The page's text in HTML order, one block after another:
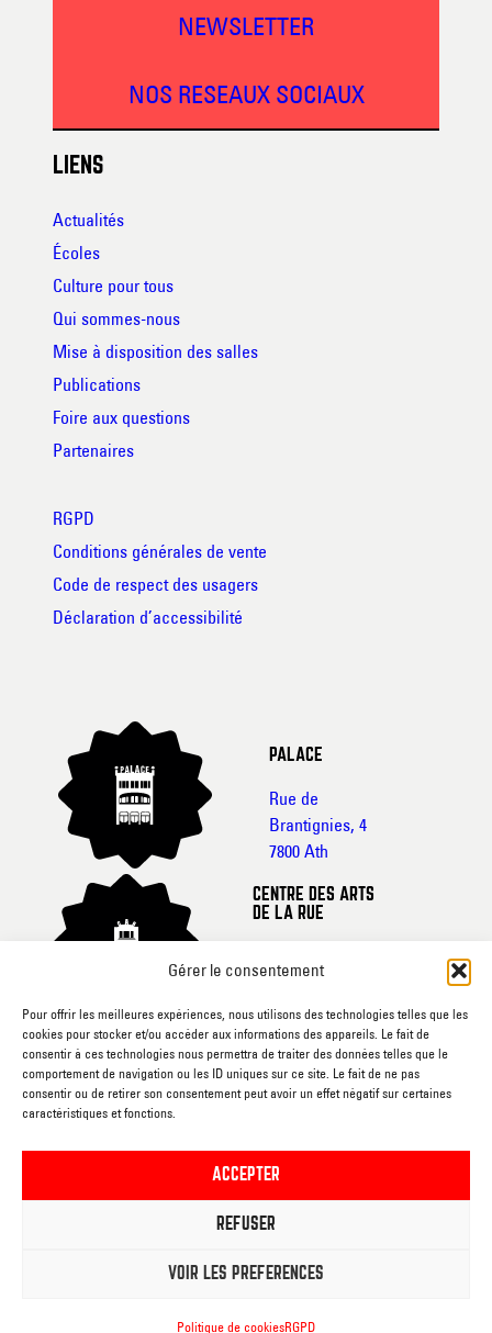
Gérer le consentement
Pour offrir les meilleures expériences, nous utilisons des technologies telles que les
cookies pour stocker et/ou accéder aux informations des appareils. Le fait de
consentir à ces technologies nous permettra de traiter des données telles que le
comportement de navigation ou les ID uniques sur ce site. Le fait de ne pas
consentir ou de retirer son consentement peut avoir un effet négatif sur certaines
caractéristiques et fonctions.
ACCEPTER
REFUSER
VOIR LES PRÉFÉRENCES
Politique de cookiesRGPD
NEWSLETTER
NOS RESEAUX SOCIAUX
LIENS
Actualités
Écoles
Culture pour tous
Qui sommes-nous
Mise à disposition des salles
Publications
Foire aux questions
Partenaires
RGPD
Conditions générales de vente
Code de respect des usagers
Déclaration d’accessibilité
PALACE
Rue de
Brantignies, 4
7800 Ath
CENTRE DES ARTS
DE LA RUE
22
7800 Ath
CINEMA L’ECRAN
Rue du
7800 Ath
RUEE VERS L’ART
Gouvernement, sn